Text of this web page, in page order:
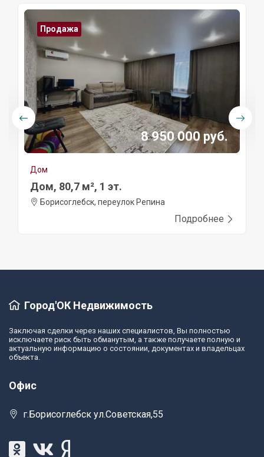
Продажа
8 950 000 руб.
Дом
Дом, 80,7 м², 1 эт.
Борисоглебск, переулок Репина
Подробнее
Город'ОК Недвижимость
Заключая сделки через наших специалистов, Вы полностью
исключаете риск быть обманутым, а также получаете полную и
актуальную информацию о состоянии, документах и владельцах
объекта.
Офис
г.Борисоглебск ул.Советская,55